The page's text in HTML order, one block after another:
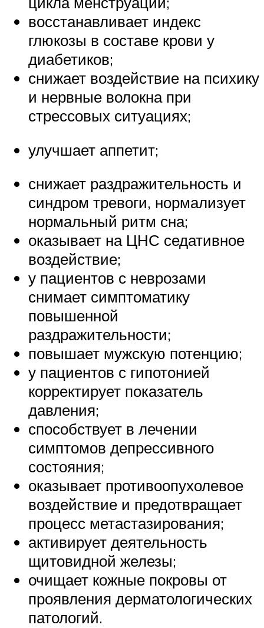
восстанавливает индекс
глюкозы в составе крови у
диабетиков;
снижает воздействие на психику
и нервные волокна при
стрессовых ситуациях;
улучшает аппетит;
снижает раздражительность и
синдром тревоги, нормализует
нормальный ритм сна;
оказывает на ЦНС седативное
воздействие;
у пациентов с неврозами
снимает симптоматику
повышенной
раздражительности;
повышает мужскую потенцию;
у пациентов с гипотонией
корректирует показатель
давления;
способствует в лечении
симптомов депрессивного
состояния;
оказывает противоопухолевое
воздействие и предотвращает
процесс метастазирования;
активирует деятельность
щитовидной железы;
очищает кожные покровы от
проявления дерматологических
патологий.